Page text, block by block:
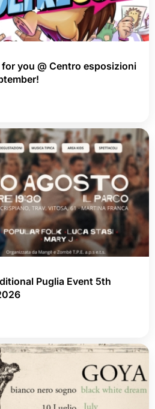
for you @ Centro esposizioni
Puglia Event 5th